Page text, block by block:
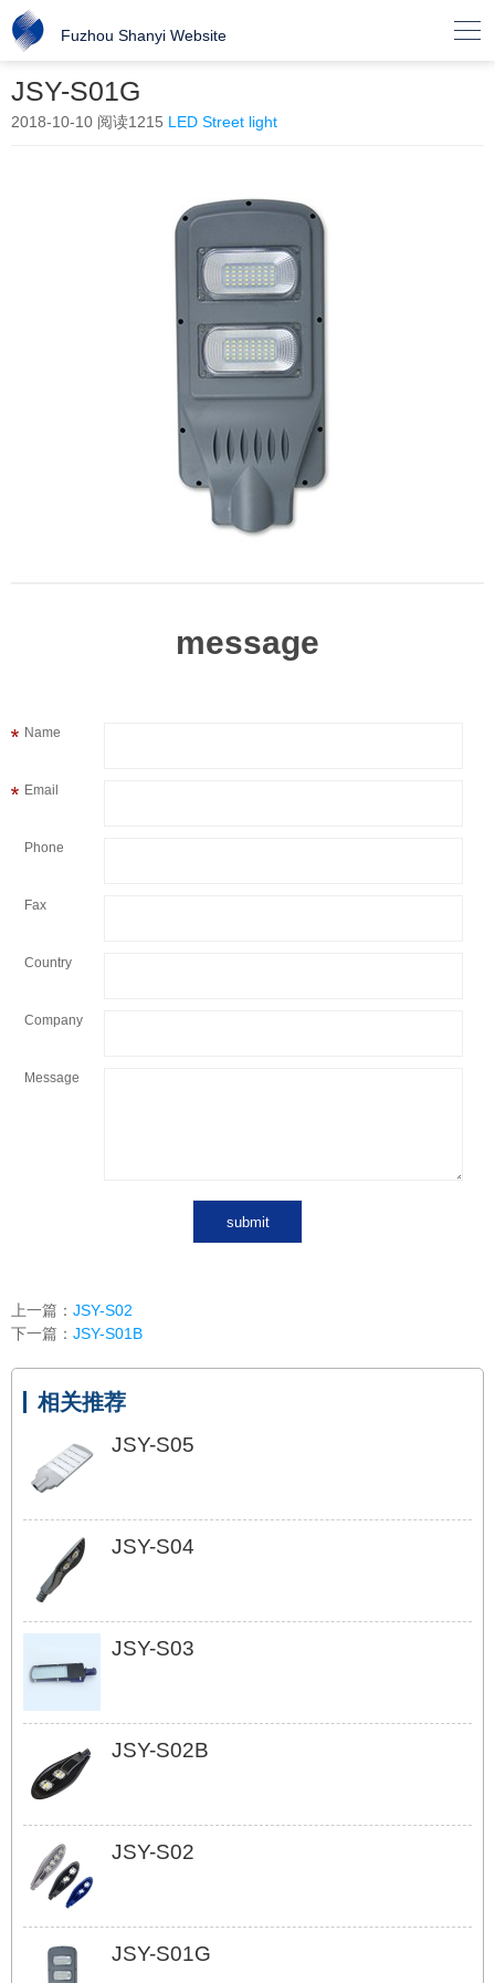
Fuzhou Shanyi Website 
JSY-S01G
2018-10-10 阅读1215 LED Street light
message
Name
Email
Phone
Fax
Country
Company
Message
上一篇： JSY-S02
下一篇： JSY-S01B
相关推荐
JSY-S05
JSY-S04
JSY-S03
JSY-S02B
JSY-S02
JSY-S01G